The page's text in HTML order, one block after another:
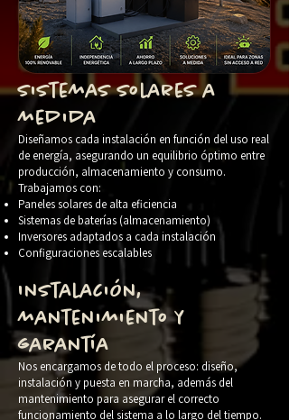
Sistemas solares a
medida
Diseñamos cada instalación en función del uso real
de energía, asegurando un equilibrio óptimo entre
producción, almacenamiento y consumo.
Trabajamos con:
Paneles solares de alta eficiencia
Sistemas de baterías (almacenamiento)
Inversores adaptados a cada instalación
Configuraciones escalables
Instalación,
mantenimiento y
garantía
Nos encargamos de todo el proceso: diseño,
instalación y puesta en marcha, además del
mantenimiento para asegurar el correcto
funcionamiento del sistema a lo largo del tiempo.